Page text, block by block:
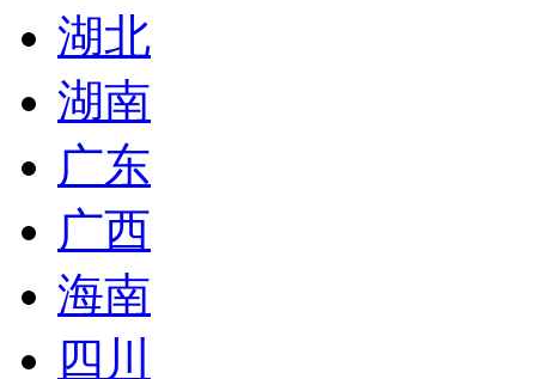
湖北
湖南
广东
广西
海南
四川